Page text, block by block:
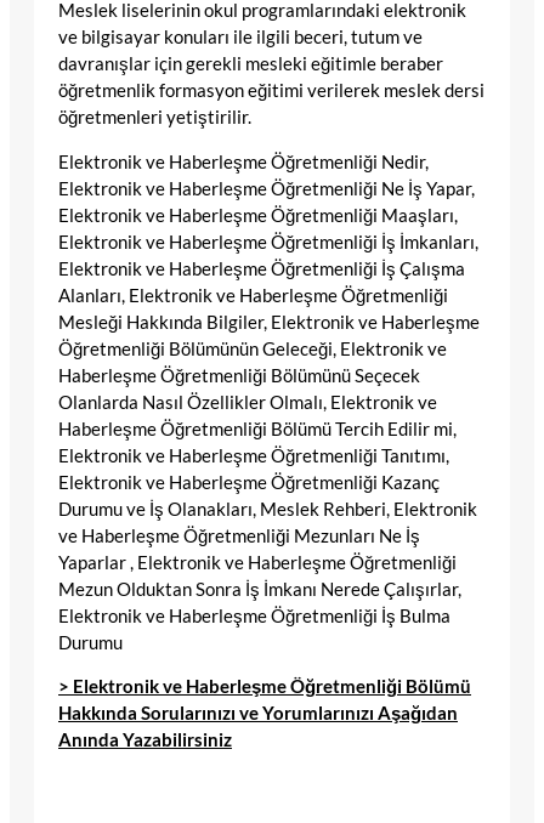
Meslek liselerinin okul programlarındaki elektronik
ve bilgisayar konuları ile ilgili beceri, tutum ve
davranışlar için gerekli mesleki eğitimle beraber
öğretmenlik formasyon eğitimi verilerek meslek dersi
öğretmenleri yetiştirilir.
Elektronik ve Haberleşme Öğretmenliği Nedir,
Elektronik ve Haberleşme Öğretmenliği Ne İş Yapar,
Elektronik ve Haberleşme Öğretmenliği Maaşları,
Elektronik ve Haberleşme Öğretmenliği İş İmkanları,
Elektronik ve Haberleşme Öğretmenliği İş Çalışma
Alanları, Elektronik ve Haberleşme Öğretmenliği
Mesleği Hakkında Bilgiler, Elektronik ve Haberleşme
Öğretmenliği Bölümünün Geleceği, Elektronik ve
Haberleşme Öğretmenliği Bölümünü Seçecek
Olanlarda Nasıl Özellikler Olmalı, Elektronik ve
Haberleşme Öğretmenliği Bölümü Tercih Edilir mi,
Elektronik ve Haberleşme Öğretmenliği Tanıtımı,
Elektronik ve Haberleşme Öğretmenliği Kazanç
Durumu ve İş Olanakları, Meslek Rehberi, Elektronik
ve Haberleşme Öğretmenliği Mezunları Ne İş
Yaparlar , Elektronik ve Haberleşme Öğretmenliği
Mezun Olduktan Sonra İş İmkanı Nerede Çalışırlar,
Elektronik ve Haberleşme Öğretmenliği İş Bulma
Durumu
> Elektronik ve Haberleşme Öğretmenliği Bölümü
Hakkında Sorularınızı ve Yorumlarınızı Aşağıdan
Anında Yazabilirsiniz